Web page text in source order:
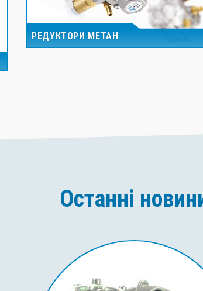
РЕДУКТОРИ МЕТАН
Останні